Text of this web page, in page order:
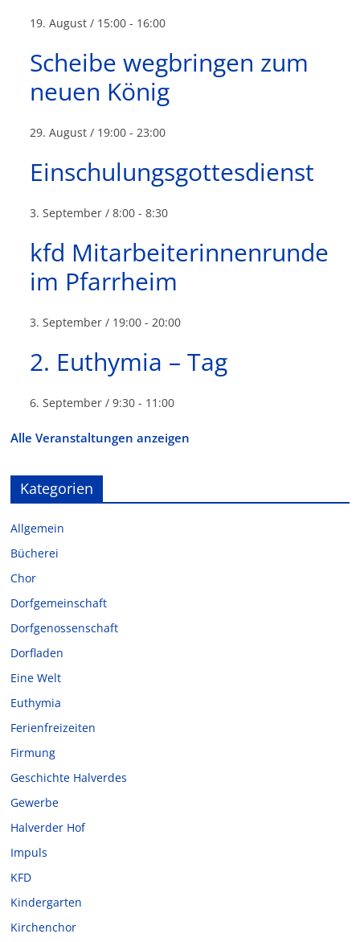
19. August / 15:00 - 16:00
Scheibe wegbringen zum
neuen König
29. August / 19:00 -23:00
Einschulungsgottesdienst
3. September / 8:00 -8:30
kfd Mitarbeiterinnenrunde
im Pfarrheim
3. September / 19:00 -20:00
2. Euthymia – Tag
6. September / 9:30 - 11:00
Alle Veranstaltungen anzeigen
Kategorien
Allgemein
Bücherei
Chor
Dorfgemeinschaft
Dorfgenossenschaft
Dorfladen
Eine Welt
Euthymia
Ferienfreizeiten
Firmung
Geschichte Halverdes
Gewerbe
Halverder Hof
Impuls
KFD
Kindergarten
Kirchenchor